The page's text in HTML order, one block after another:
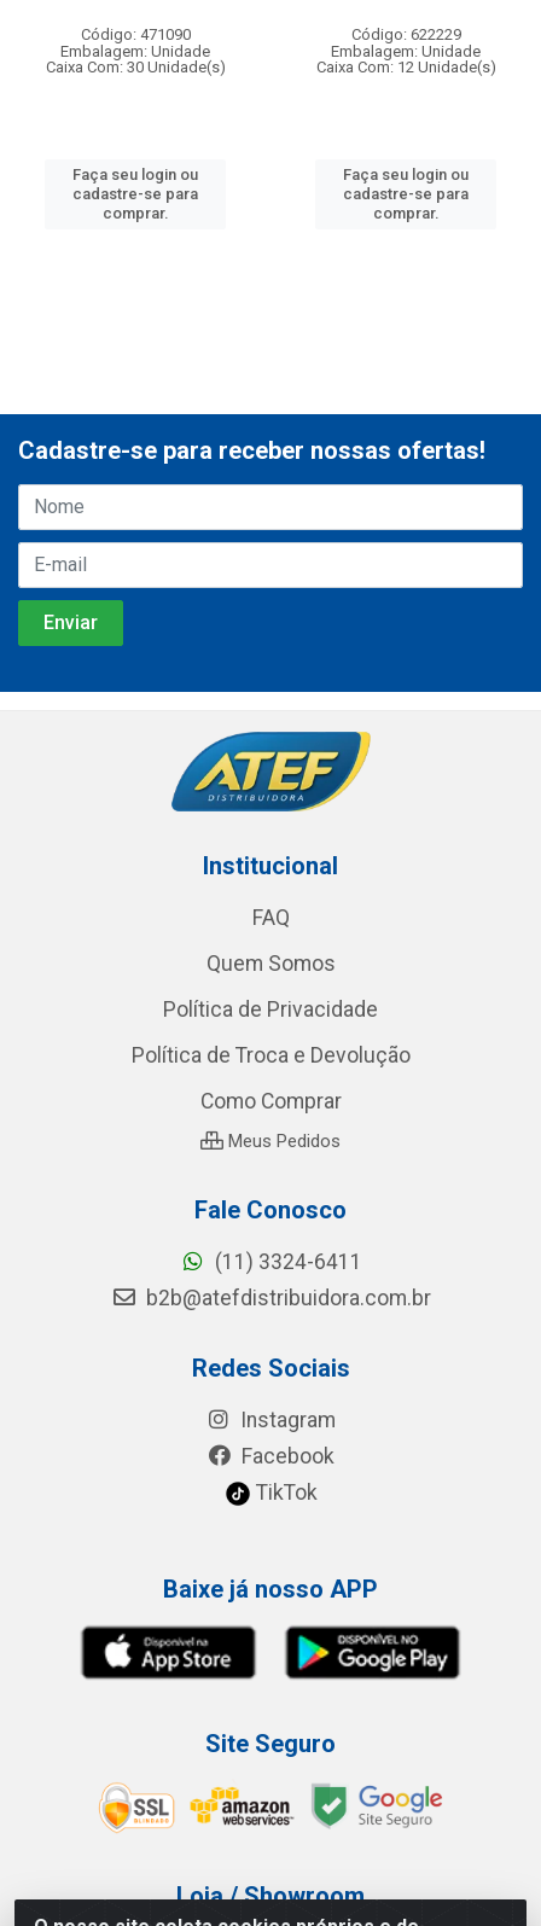
Código: 471090
Embalagem: Unidade
Caixa Com: 30 Unidade(s)
Faça seu login ou
cadastre-se para
comprar.
Código: 622229
Embalagem: Unidade
Caixa Com: 12 Unidade(s)
Faça seu login ou
cadastre-se para
comprar.
Cadastre-se para receber nossas ofertas!
Institucional
FAQ
Quem Somos
Política de Privacidade
Política de Troca e Devolução
Como Comprar
Meus Pedidos
Fale Conosco
(11) 3324-6411
b2b@atefdistribuidora.com.br
Redes Sociais
Instagram
Facebook
TikTok
Baixe já nosso APP
Site Seguro
Loja / Showroom